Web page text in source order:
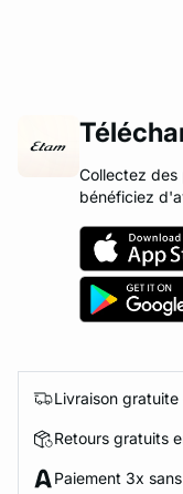
Collectez
bénéficiez
Livraison
Retours gratuits
Paiement 3x